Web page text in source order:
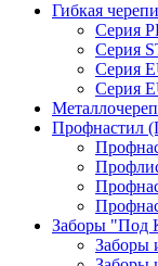
Гибкая
Серия
Серия
Серия
Серия
Профнастил
Заборы "Под
Заборы